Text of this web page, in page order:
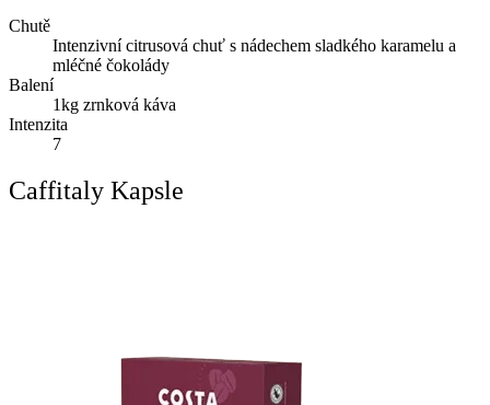
Chutě
Intenzivní citrusová chuť s nádechem sladkého karamelu a
mléčné čokolády
Balení
1kg zrnková káva
Intenzita
7
Caffitaly Kapsle